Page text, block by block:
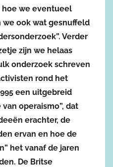
hoe we eventueel
ook wat gesnuffeld
Verder
zijn we helaas
onderzoek schreven
rond het
een uitgebreid
operaismo”, dat
erachter, de
ervan en hoe de
het vanaf de jaren
De Britse